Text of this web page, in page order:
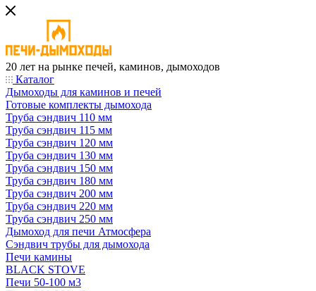
20 лет на рынке печей, каминов, дымоходов
Каталог
Дымоходы для каминов и печей
Готовые комплекты дымохода
Труба сэндвич 110 мм
Труба сэндвич 115 мм
Труба сэндвич 120 мм
Труба сэндвич 130 мм
Труба сэндвич 150 мм
Труба сэндвич 180 мм
Труба сэндвич 200 мм
Труба сэндвич 220 мм
Труба сэндвич 250 мм
Дымоход для печи Атмосфера
Сэндвич трубы для дымохода
Печи камины
BLACK STOVE
Печи 50-100 м3